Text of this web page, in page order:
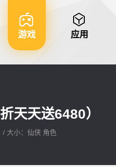
游戏 应用
天天送6480）
大小：仙侠 角色